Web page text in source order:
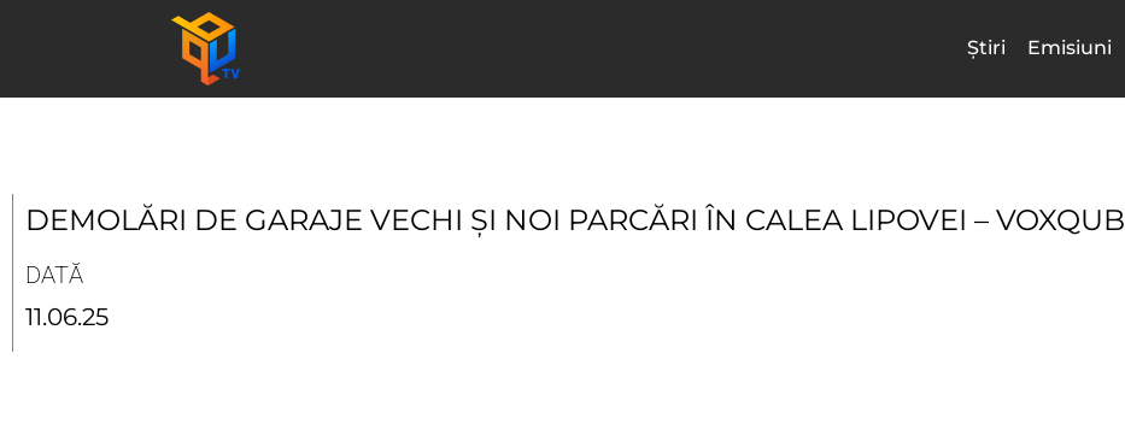
Știri Emisiuni
DEMOLĂRI DE GARAJE VECHI ȘI NOI PARCĂRI ÎN CALEA LIPOVEI – VOXQUB
DATĂ
11.06.25